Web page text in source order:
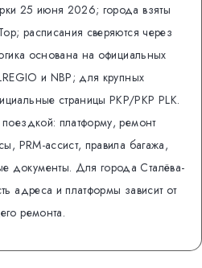
25 июня 2026; города взяты
расписания сверяются через
основана на официальных
и NBP; для крупных
страницы PKP/PKP PLK.
платформу, ремонт
PRM-ассист, правила багажа,
документы. Для города Сталёва-
адреса и платформы зависит от
ремонта.